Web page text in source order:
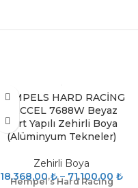
HEMPELS HARD RACİNG
TECCEL 7688W Beyaz
Sert Yapılı Zehirli Boya
(Alüminyum Tekneler)
Zehirli Boya
18.368,00₺ – 71.100,00 ₺
Hempel’s Hard Racing